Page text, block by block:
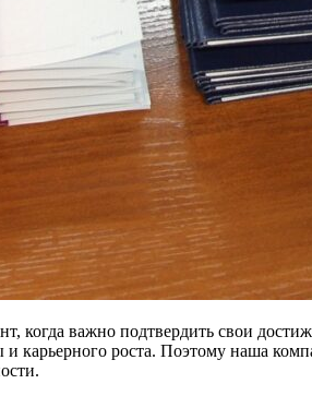
когда важно подтвердить свои
карьерного роста. Поэтому наша